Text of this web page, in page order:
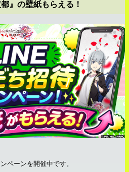
』の壁紙もらえる！
ペーンを開催中です。